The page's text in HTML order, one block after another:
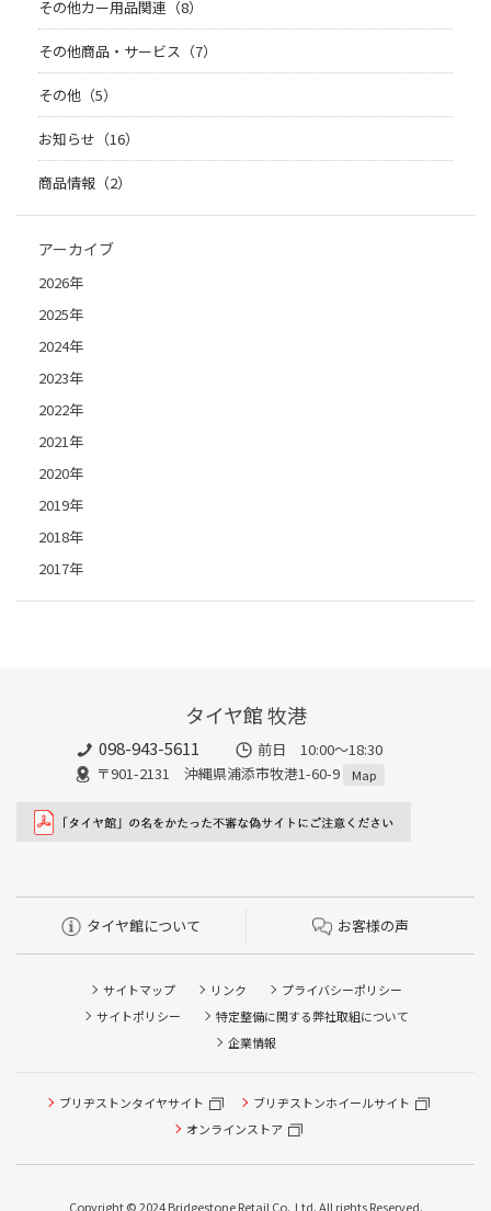
その他カー用品関連（8）
その他商品・サービス（7）
その他（5）
お知らせ（16）
商品情報（2）
アーカイブ
2026年
2025年
2024年
2023年
2022年
2021年
2020年
2019年
2018年
2017年
タイヤ館 牧港
098-943-5611
前日 10:00〜18:30
〒901-2131 沖縄県浦添市牧港1-60-9
Map
タイヤ館について お客様の声
サイトマップ リンク
プライバシーポリシー
サイトポリシー
特定整備に関する弊社取組について
企業情報
ブリヂストンタイヤサイト
ブリヂストンホイールサイト
オンラインストア
Copyright © 2024 Bridgestone Retail Co.,Ltd. All rights Reserved.